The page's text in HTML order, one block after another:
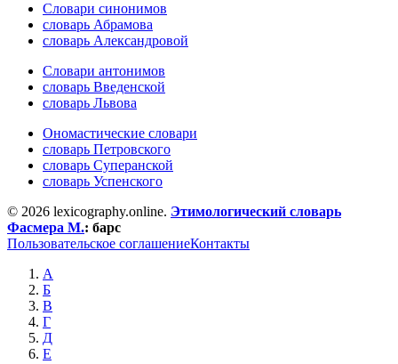
Словари синонимов
словарь Абрамова
словарь Александровой
Словари антонимов
словарь Введенской
словарь Львова
Ономастические словари
словарь Петровского
словарь Суперанской
словарь Успенского
© 2026 lexicography.online. Этимологический словарь
Фасмера М.: барс
Пользовательское соглашениеКонтакты
А
Б
В
Г
Д
Е